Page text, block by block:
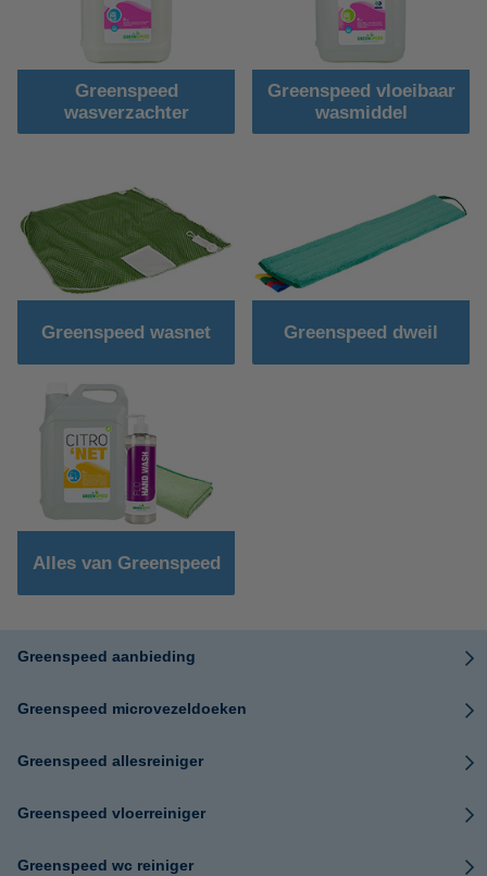
Greenspeed
wasverzachter
Greenspeed vloeibaar
wasmiddel
Greenspeed wasnet Greenspeed dweil
Alles van Greenspeed
Greenspeed aanbieding
Greenspeed microvezeldoeken
Greenspeed allesreiniger
Greenspeed vloerreiniger
Greenspeed wc reiniger